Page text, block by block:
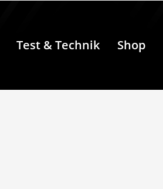
Test & Technik Shop